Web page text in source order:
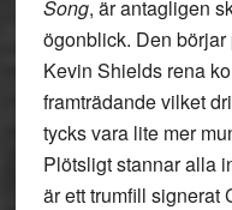
Song, är antagligen
ögonblick. Den
Kevin Shields rena
framträdande vilket
tycks vara lite mer
Plötsligt stannar alla
är ett trumfill signerat